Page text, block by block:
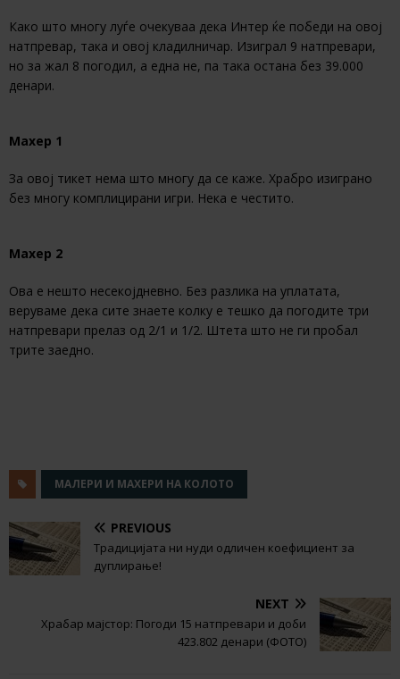
Како што многу луѓе очекуваа дека Интер ќе победи на овој
натпревар, така и овој кладилничар. Изиграл 9 натпревари,
но за жал 8 погодил, а една не, па така остана без 39.000
денари.
Махер 1
За овој тикет нема што многу да се каже. Храбро изиграно
без многу комплицирани игри. Нека е честито.
Махер 2
Ова е нешто несекојдневно. Без разлика на уплатата,
веруваме дека сите знаете колку е тешко да погодите три
натпревари прелаз од 2/1 и 1/2. Штета што не ги пробал
трите заедно.
МАЛЕРИ И МАХЕРИ НА КОЛОТО
PREVIOUS
Традицијата ни нуди одличен коефициент за
дуплирање!
NEXT
Храбар мајстор: Погоди 15 натпревари и доби
423.802 денари (ФОТО)